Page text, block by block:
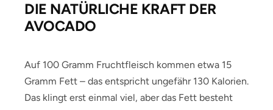
DIE NATÜRLICHE KRAFT DER
AVOCADO
Auf 100 Gramm Fruchtfleisch kommen etwa 15
Gramm Fett – das entspricht ungefähr 130 Kalorien.
Das klingt erst einmal viel, aber das Fett besteht